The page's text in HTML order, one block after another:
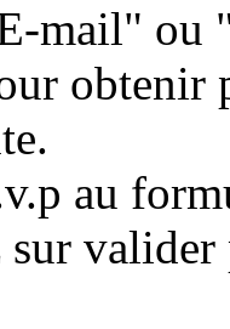
mail" ou
obtenir
au